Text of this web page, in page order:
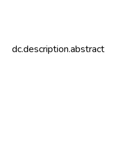
dc.description.abstract